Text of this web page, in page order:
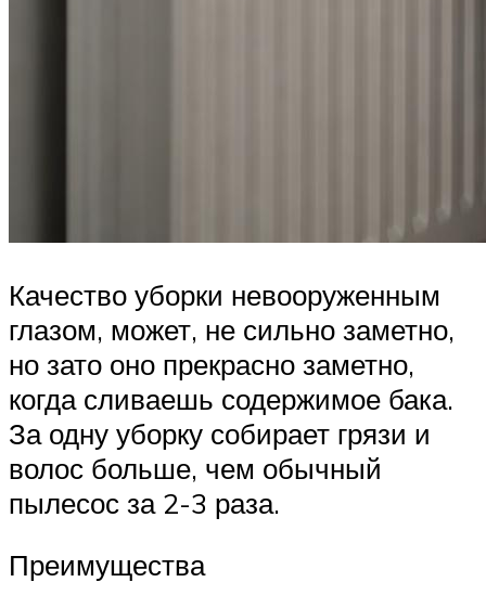
Качество уборки невооруженным
глазом, может, не сильно заметно,
но зато оно прекрасно заметно,
когда сливаешь содержимое бака.
За одну уборку собирает грязи и
волос больше, чем обычный
пылесос за 2-3 раза.
Преимущества